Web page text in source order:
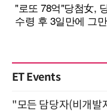
ET Events